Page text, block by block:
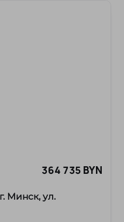
364 735 BYN
Минск, ул.